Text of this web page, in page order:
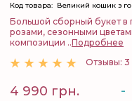
Код товара: Великий кошик з
Большой сборный букет в
розами, сезонными
композиции ..Подробнее
Отзывы: 3
4 990 грн. -